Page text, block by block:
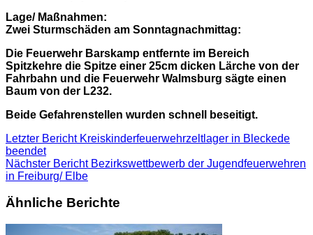
Lage/ Maßnahmen:
Zwei Sturmschäden am Sonntagnachmittag:
Die Feuerwehr Barskamp entfernte im Bereich
Spitzkehre die Spitze einer 25cm dicken Lärche von der
Fahrbahn und die Feuerwehr Walmsburg sägte einen
Baum von der L232.
Beide Gefahrenstellen wurden schnell beseitigt.
Letzter BerichtKreiskinderfeuerwehrzeltlager in Bleckede
beendet
Nächster BerichtBezirkswettbewerb der Jugendfeuerwehren
in Freiburg/ Elbe
Ähnliche Berichte